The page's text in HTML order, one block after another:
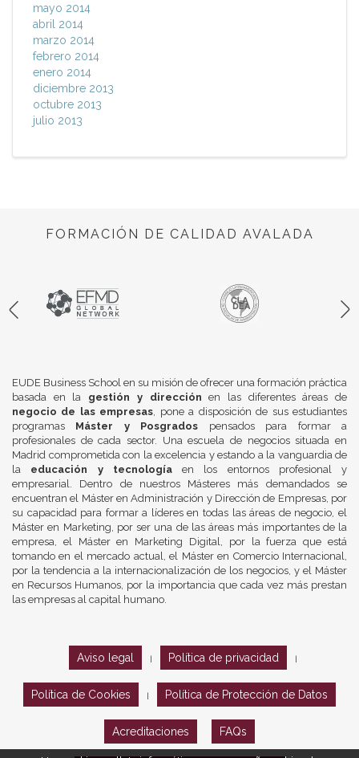
mayo 2014
abril 2014
marzo 2014
febrero 2014
enero 2014
diciembre 2013
octubre 2013
julio 2013
FORMACIÓN DE CALIDAD AVALADA
EUDE Business School en su misión de ofrecer una formación práctica
basada en la gestión y dirección en las diferentes áreas de
negocio de las empresas, pone a disposición de sus estudiantes
programas Máster y Posgrados pensados para formar a
profesionales de cada sector. Una escuela de negocios situada en
Madrid comprometida con la excelencia y estando a la vanguardia de
la educación y tecnologíaen los entornos profesional y
empresarial. Dentro de nuestros Másteres más demandados se
encuentran el Máster en Administración y Dirección de Empresas, por
su capacidad para formar a líderes en todas las áreas de negocio, el
Máster en Marketing, por ser una de las áreas más importantes de la
empresa, el Máster en Marketing Digital, por la fuerza que está
tomando en el mercado actual, el Máster en Comercio Internacional,
por la tendencia a la internacionalización de los negocios, y el Máster
en Recursos Humanos, por la importancia que cada vez más prestan
las empresas al capital humano.
Aviso legal Política de privacidad
Política de Cookies Política de Protección de Datos
Acreditaciones FAQs